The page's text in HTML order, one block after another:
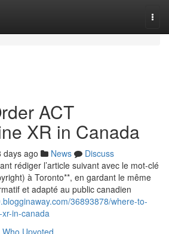
ACT
XR in Canada
days ago News
Discuss
rédiger l’article suivant avec le mot-clé
à Toronto**, en gardant le même
et adapté au public canadien
36893878/where-to-
in-canada
Who Upvoted